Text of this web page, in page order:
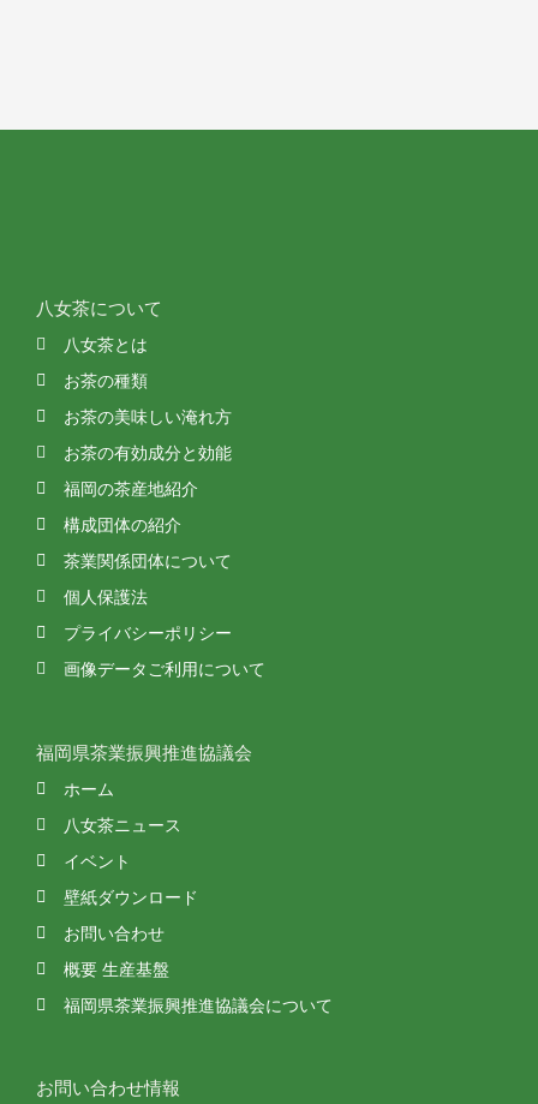
お問い合わせ情報
福岡県茶業振興推進協議会
ホーム
八女茶ニュース
イベント
壁紙ダウンロード
お問い合わせ
概要 生産基盤
福岡県茶業振興推進協議会について
八女茶について
八女茶とは
お茶の種類
お茶の美味しい淹れ方
お茶の有効成分と効能
福岡の茶産地紹介
構成団体の紹介
茶業関係団体について
個人保護法
プライバシーポリシー
画像データご利用について